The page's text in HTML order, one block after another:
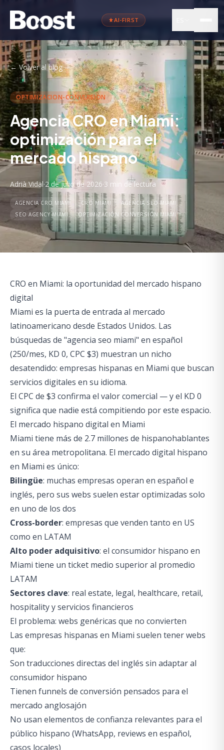
AI-FIRST
←Volver al blog
OPTIMIZACION-CONVERSION
Agencia CRO en Miami:
optimización para el
mercado hispano
Adrià Vidal·2 de julio de 2026·3 min de lectura
AGENCIA CRO MIAMI CRO MIAMI
AGENCIA SEO MIAMI
SEO AGENCY MIAMI
OPTIMIZACIÓN CONVERSIÓN MIAMI
CRO en Miami: la oportunidad del mercado hispano
digital
Miami es la puerta de entrada al mercado
latinoamericano desde Estados Unidos. Las
búsquedas de "agencia seo miami" en español
(250/mes, KD 0, CPC $3) muestran un nicho
desatendido: empresas hispanas en Miami que buscan
servicios digitales en su idioma.
El CPC de $3 confirma el valor comercial — y el KD 0
significa que nadie está compitiendo por este espacio.
El mercado hispano digital en Miami
Miami tiene más de 2.7 millones de hispanohablantes
en su área metropolitana. El mercado digital hispano
en Miami es único:
Bilingüe: muchas empresas operan en español e
inglés, pero sus webs suelen estar optimizadas solo
en uno de los dos
Cross-border: empresas que venden tanto en US
como en LATAM
Alto poder adquisitivo: el consumidor hispano en
Miami tiene un ticket medio superior al promedio
LATAM
Sectores clave: real estate, legal, healthcare, retail,
hospitality y servicios financieros
El problema: webs genéricas que no convierten
Las empresas hispanas en Miami suelen tener webs
que:
Son traducciones directas del inglés sin adaptar al
consumidor hispano
Tienen funnels de conversión pensados para el
mercado anglosajón
No usan elementos de confianza relevantes para el
público hispano (WhatsApp, reviews en español,
casos locales)